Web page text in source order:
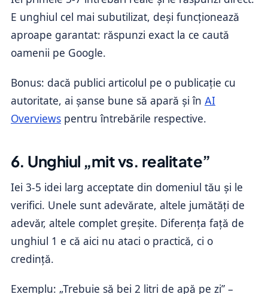
E unghiul cel mai subutilizat, deși funcționează
aproape garantat: răspunzi exact la ce caută
oamenii pe Google.
Bonus: dacă publici articolul pe o publicație cu
autoritate, ai șanse bune să apară și în AI
Overviews pentru întrebările respective.
6. Unghiul „mit vs. realitate”
Iei 3-5 idei larg acceptate din domeniul tău și le
verifici. Unele sunt adevărate, altele jumătăți de
adevăr, altele complet greșite. Diferența față de
unghiul 1 e că aici nu ataci o practică, ci o
credință.
Exemplu: „Trebuie să bei 2 litri de apă pe zi” –